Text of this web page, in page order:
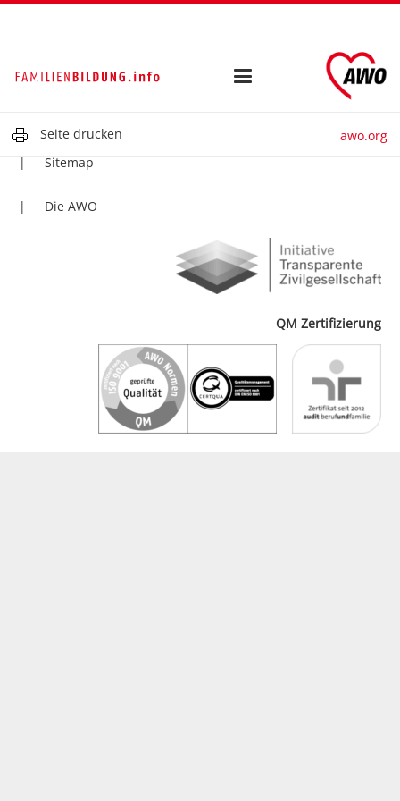
Seite drucken awo.org
Impressum
Sitemap
Die AWO
QM Zertifizierung